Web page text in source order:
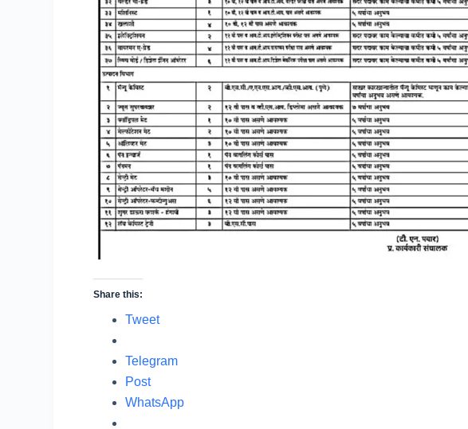
Share this:
Tweet
Telegram
Post
WhatsApp